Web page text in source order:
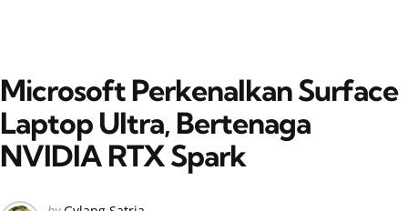
Microsoft Perkenalkan Surface
Laptop Ultra, Bertenaga
NVIDIA RTX Spark